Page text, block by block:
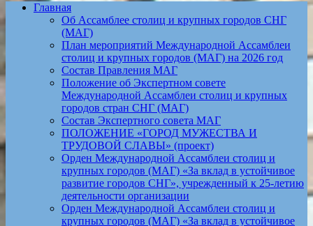
Главная
Об Ассамблее столиц и крупных городов СНГ
(МАГ)
План мероприятий Международной Ассамблеи
столиц и крупных городов (МАГ) на 2026 год
Состав Правления МАГ
Положение об Экспертном совете
Международной Ассамблеи столиц и крупных
городов стран СНГ (МАГ)
Состав Экспертного совета МАГ
ПОЛОЖЕНИЕ «ГОРОД МУЖЕСТВА И
ТРУДОВОЙ СЛАВЫ» (проект)
Орден Международной Ассамблеи столиц и
крупных городов (МАГ) «За вклад в устойчивое
развитие городов СНГ», учрежденный к 25-летию
деятельности организации
Орден Международной Ассамблеи столиц и
крупных городов (МАГ) «За вклад в устойчивое